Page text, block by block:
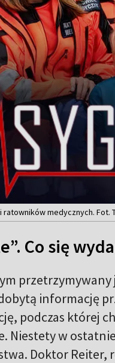
medycznych. Fot.
Co się
przetrzymywany
informację
podczas której
Niestety w
Doktor Reiter,